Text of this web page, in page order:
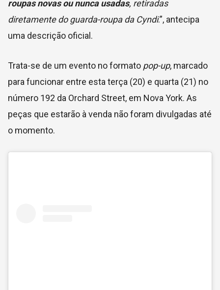
roupas novas ou nunca usadas, retiradas
diretamente do guarda-roupa da Cyndi.”, antecipa
uma descrição oficial.
Trata-se de um evento no formato pop-up, marcado
para funcionar entre esta terça (20) e quarta (21) no
número 192 da Orchard Street, em Nova York. As
peças que estarão à venda não foram divulgadas até
o momento.